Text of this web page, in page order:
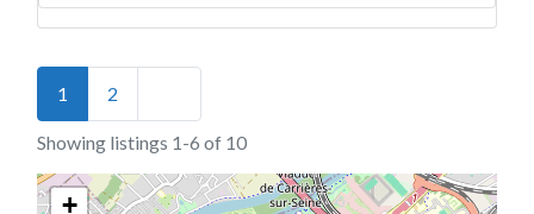
Posts navigation
1 2
Showing listings 1-6 of 10
+